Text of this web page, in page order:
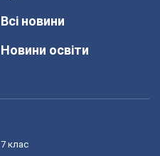
Всі новини
Новини освіти
7 клас